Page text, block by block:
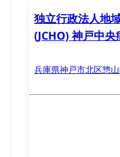
独立行政法人地
(JCHO) 神戸中央
兵庫県神戸市北区惣